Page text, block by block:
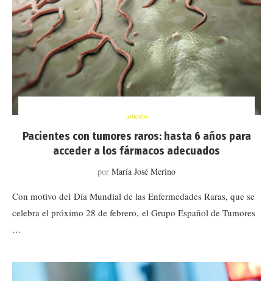
artículo
Pacientes con tumores raros: hasta 6 años para
acceder a los fármacos adecuados
por María José Merino
Con motivo del Día Mundial de las Enfermedades Raras, que se
celebra el próximo 28 de febrero, el Grupo Español de Tumores
…